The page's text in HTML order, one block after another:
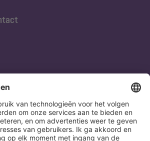
u zich op onze nieuwsbrief
Nu aanmelden